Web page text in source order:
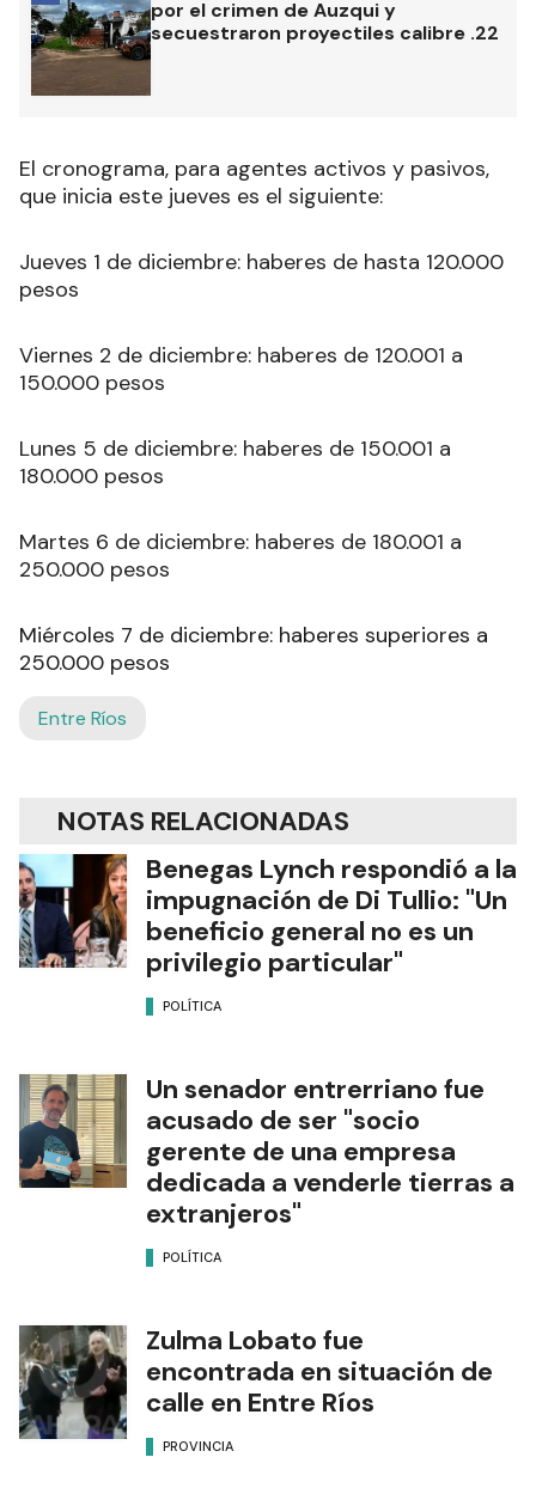
por el crimen de Auzqui y
secuestraron proyectiles calibre .22
El cronograma, para agentes activos y pasivos,
que inicia este jueves es el siguiente:
Jueves 1 de diciembre: haberes de hasta 120.000
pesos
Viernes 2 de diciembre: haberes de 120.001 a
150.000 pesos
Lunes 5 de diciembre: haberes de 150.001 a
180.000 pesos
Martes 6 de diciembre: haberes de 180.001 a
250.000 pesos
Miércoles 7 de diciembre: haberes superiores a
250.000 pesos
Entre Ríos
NOTAS RELACIONADAS
Benegas Lynch respondió a la
impugnación de Di Tullio: "Un
beneficio general no es un
privilegio particular"
POLÍTICA
Un senador entrerriano fue
acusado de ser "socio
gerente de una empresa
dedicada a venderle tierras a
extranjeros"
POLÍTICA
Zulma Lobato fue
encontrada en situación de
calle en Entre Ríos
PROVINCIA